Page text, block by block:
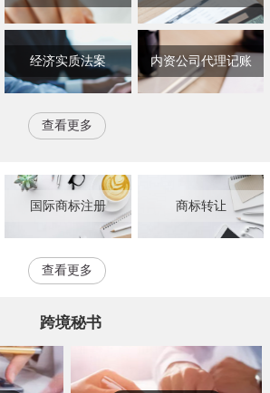
经济实质法案 内资公司代理记账
查看更多
国际商标注册 商标转让
查看更多
跨境秘书